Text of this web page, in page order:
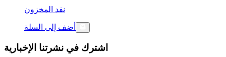
نفد المخزون
أضف إلى السلة
اشترك في نشرتنا الإخبارية